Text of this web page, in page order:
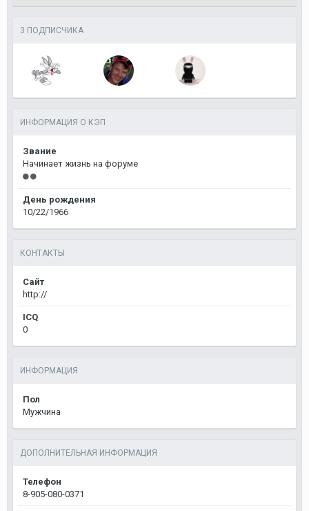
3 ПОДПИСЧИКА
ИНФОРМАЦИЯ О КЭП
Звание
Начинает жизнь на форуме
День рождения
10/22/1966
КОНТАКТЫ
Сайт
http://
ICQ
0
ИНФОРМАЦИЯ
Пол
Мужчина
ДОПОЛНИТЕЛЬНАЯ ИНФОРМАЦИЯ
Телефон
8-905-080-0371